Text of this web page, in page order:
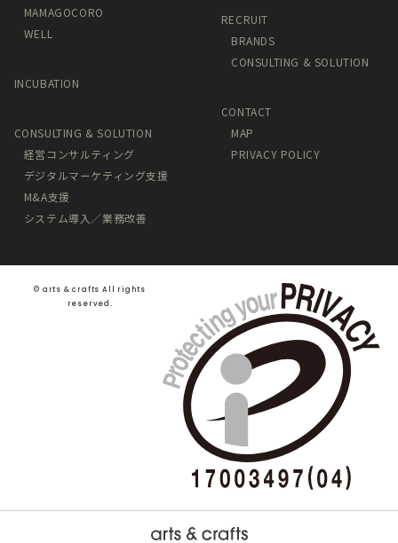
MAMAGOCORO
WELL
INCUBATION
CONSULTING & SOLUTION
経営コンサルティング
デジタルマーケティング支援
M&A支援
システム導入／業務改善
RECRUIT
BRANDS
CONSULTING & SOLUTION
CONTACT
MAP
PRIVACY POLICY
©️ arts & crafts All rights
reserved.